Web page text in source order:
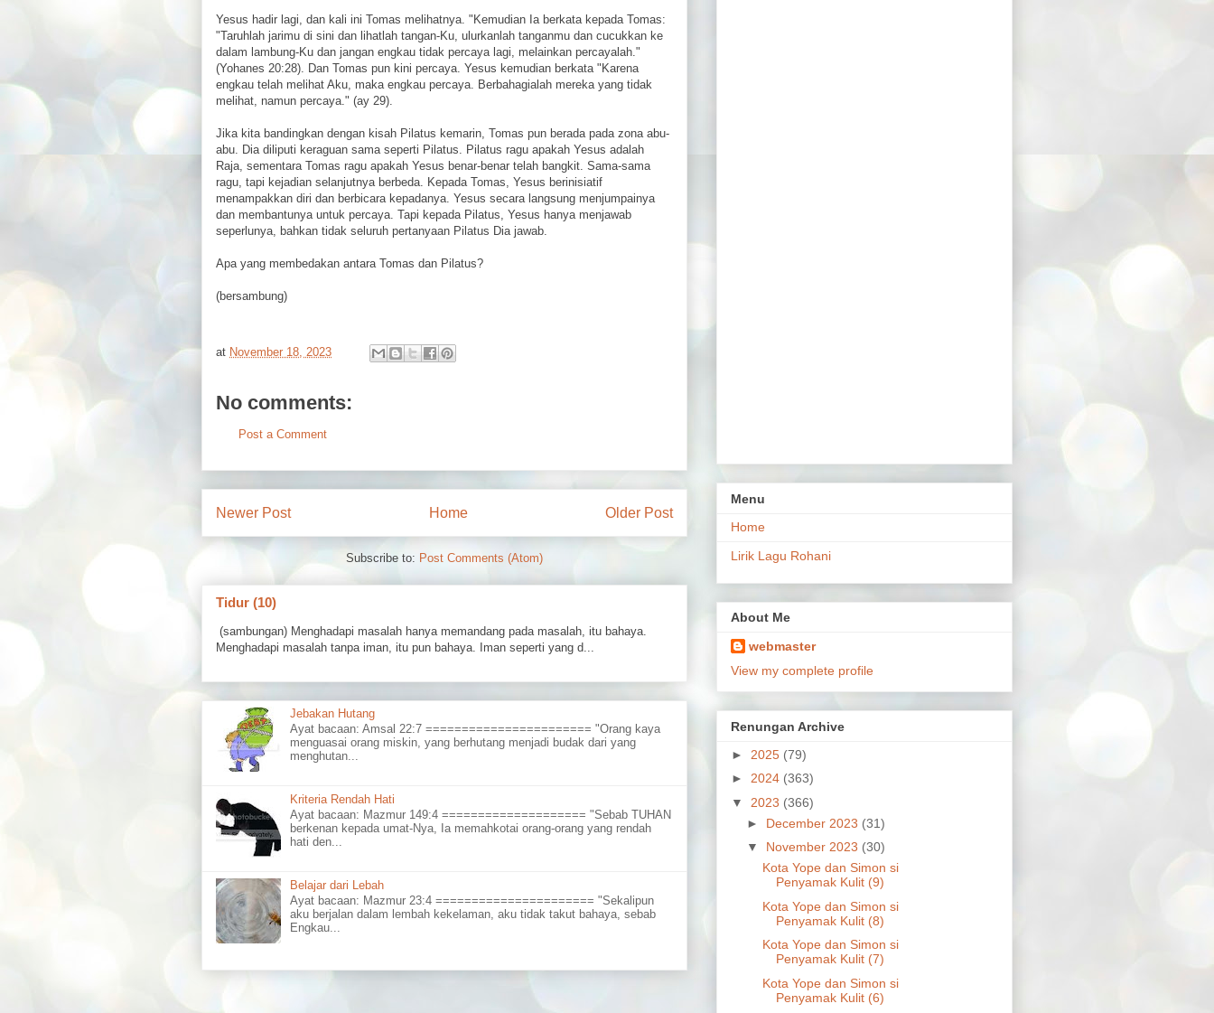
Yesus hadir lagi, dan kali ini Tomas melihatnya. "Kemudian Ia berkata kepada Tomas:
"Taruhlah jarimu di sini dan lihatlah tangan-Ku, ulurkanlah tanganmu dan cucukkan ke
dalam lambung-Ku dan jangan engkau tidak percaya lagi, melainkan percayalah."
(Yohanes 20:28). Dan Tomas pun kini percaya. Yesus kemudian berkata "Karena
engkau telah melihat Aku, maka engkau percaya. Berbahagialah mereka yang tidak
melihat, namun percaya." (ay 29).
Jika kita bandingkan dengan kisah Pilatus kemarin, Tomas pun berada pada zona abu-
abu. Dia diliputi keraguan sama seperti Pilatus. Pilatus ragu apakah Yesus adalah
Raja, sementara Tomas ragu apakah Yesus benar-benar telah bangkit. Sama-sama
ragu, tapi kejadian selanjutnya berbeda. Kepada Tomas, Yesus berinisiatif
menampakkan diri dan berbicara kepadanya. Yesus secara langsung menjumpainya
dan membantunya untuk percaya. Tapi kepada Pilatus, Yesus hanya menjawab
seperlunya, bahkan tidak seluruh pertanyaan Pilatus Dia jawab.
Apa yang membedakan antara Tomas dan Pilatus?
(bersambung)
at November 18, 2023
No comments:
Post a Comment
Newer Post Older Post
Home
Subscribe to: Post Comments (Atom)
Tidur (10)
(sambungan) Menghadapi masalah hanya memandang pada masalah, itu bahaya.
Menghadapi masalah tanpa iman, itu pun bahaya. Iman seperti yang d...
Jebakan Hutang
Ayat bacaan: Amsal 22:7 ======================= "Orang kaya
menguasai orang miskin, yang berhutang menjadi budak dari yang
menghutan...
Kriteria Rendah Hati
Ayat bacaan: Mazmur 149:4 ==================== "Sebab TUHAN
berkenan kepada umat-Nya, Ia memahkotai orang-orang yang rendah
hati den...
Belajar dari Lebah
Ayat bacaan: Mazmur 23:4 ====================== "Sekalipun
aku berjalan dalam lembah kekelaman, aku tidak takut bahaya, sebab
Engkau...
Menu
Home
Lirik Lagu Rohani
About Me
webmaster
View my complete profile
Renungan Archive
► 2025 (79)
► 2024 (363)
▼ 2023 (366)
► December 2023 (31)
▼ November 2023 (30)
Kota Yope dan Simon si
Penyamak Kulit (9)
Kota Yope dan Simon si
Penyamak Kulit (8)
Kota Yope dan Simon si
Penyamak Kulit (7)
Kota Yope dan Simon si
Penyamak Kulit (6)